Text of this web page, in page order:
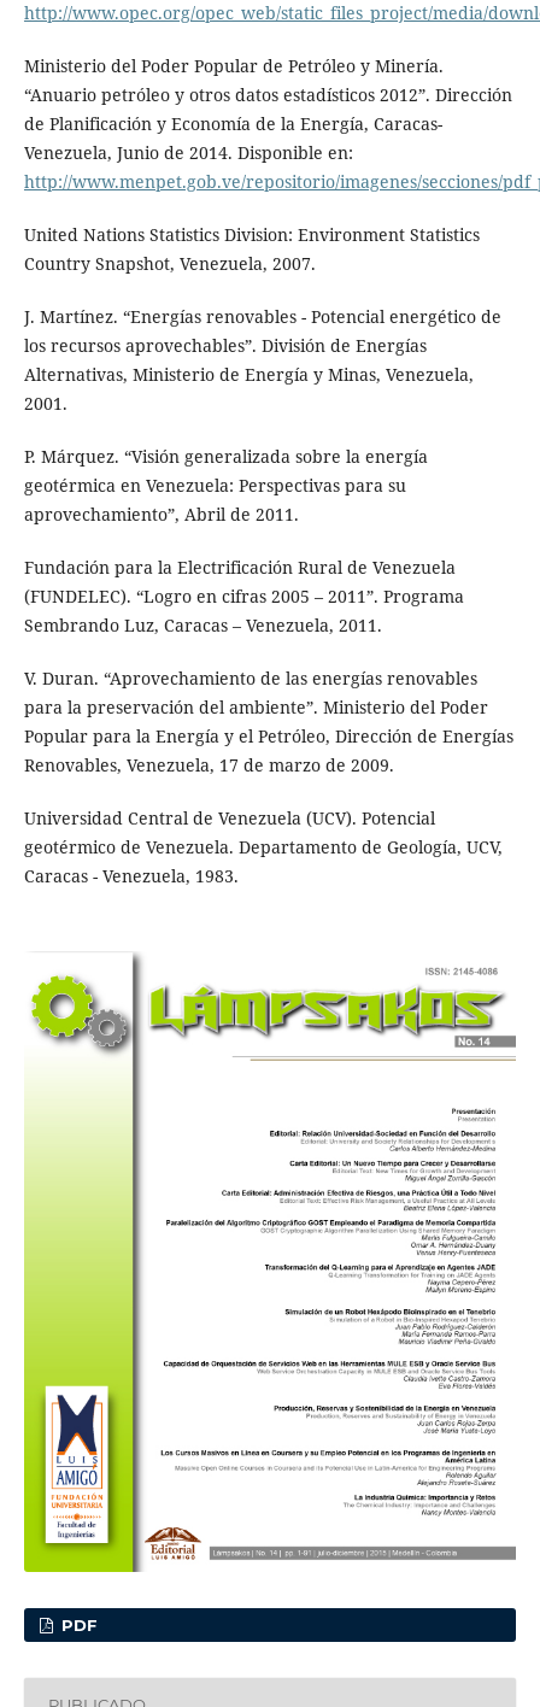
http://www.opec.org/opec_web/static_files_project/media/
Ministerio del Poder Popular de Petróleo y Minería.
“Anuario petróleo y otros datos estadísticos 2012”. Dirección
de Planificación y Economía de la Energía, Caracas-
Venezuela, Junio de 2014. Disponible en:
http://www.menpet.gob.ve/repositorio/imagenes/secciones/
United Nations Statistics Division: Environment Statistics
Country Snapshot, Venezuela, 2007.
J. Martínez. “Energías renovables - Potencial energético de
los recursos aprovechables”. División de Energías
Alternativas, Ministerio de Energía y Minas, Venezuela,
2001.
P. Márquez. “Visión generalizada sobre la energía
geotérmica en Venezuela: Perspectivas para su
aprovechamiento”, Abril de 2011.
Fundación para la Electrificación Rural de Venezuela
(FUNDELEC). “Logro en cifras 2005 – 2011”. Programa
Sembrando Luz, Caracas – Venezuela, 2011.
V. Duran. “Aprovechamiento de las energías renovables
para la preservación del ambiente”. Ministerio del Poder
Popular para la Energía y el Petróleo, Dirección de Energías
Renovables, Venezuela, 17 de marzo de 2009.
Universidad Central de Venezuela (UCV). Potencial
geotérmico de Venezuela. Departamento de Geología, UCV,
Caracas - Venezuela, 1983.
PDF